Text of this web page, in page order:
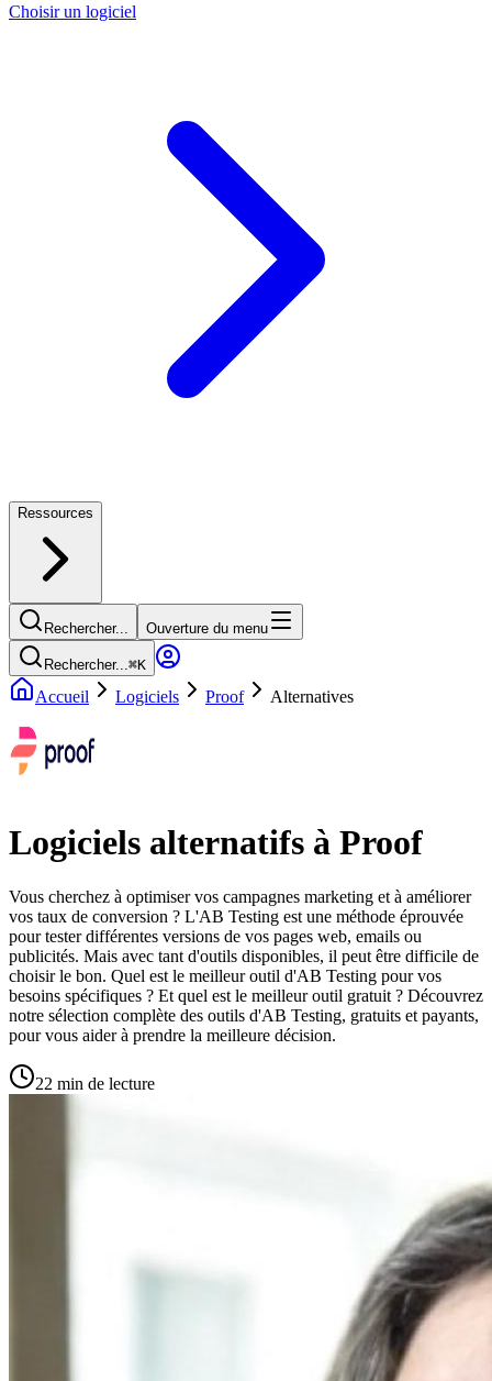
Choisir un logiciel
Ressources
Rechercher... Ouverture du menu
Rechercher...⌘K
Accueil Logiciels Proof Alternatives
Logiciels alternatifs à Proof
Vous cherchez à optimiser vos campagnes marketing et à améliorer
vos taux de conversion ? L'AB Testing est une méthode éprouvée
pour tester différentes versions de vos pages web, emails ou
publicités. Mais avec tant d'outils disponibles, il peut être difficile de
choisir le bon. Quel est le meilleur outil d'AB Testing pour vos
besoins spécifiques ? Et quel est le meilleur outil gratuit ? Découvrez
notre sélection complète des outils d'AB Testing, gratuits et payants,
pour vous aider à prendre la meilleure décision.
22 min de lecture